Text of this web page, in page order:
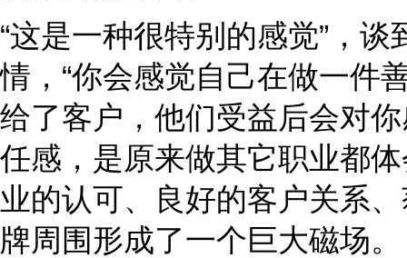
“这是一种很特别的感觉”，
情，“你会感觉自己在做一件
给了客户，他们受益后会对
任感，是原来做其它职业都
业的认可、良好的客户关系
牌周围形成了一个巨大磁场。